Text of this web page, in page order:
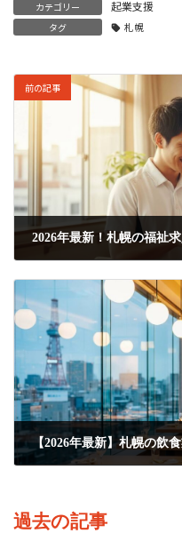
カテゴリー 起業支援
タグ 札幌
前の記事
過去の記事